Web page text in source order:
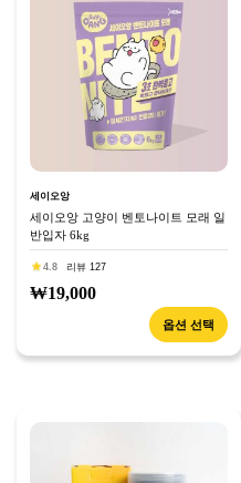
세이오앙
세이오앙 고양이 벤토나이트 모래 일
반입자 6kg
4.8 리뷰 127
₩19,000
옵션 선택